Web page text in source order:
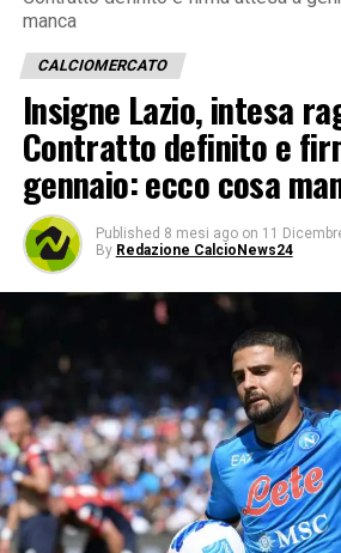
manca
CALCIOMERCATO
Insigne Lazio, intesa
Contratto definito e
gennaio: ecco cosa
Published 8 mesi ago on 11
By Redazione CalcioNews24